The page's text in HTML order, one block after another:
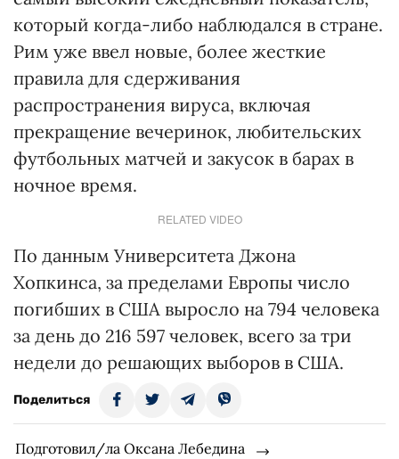
который когда-либо наблюдался в стране.
Рим уже ввел новые, более жесткие
правила для сдерживания
распространения вируса, включая
прекращение вечеринок, любительских
футбольных матчей и закусок в барах в
ночное время.
RELATED VIDEO
По данным Университета Джона
Хопкинса, за пределами Европы число
погибших в США выросло на 794 человека
за день до 216 597 человек, всего за три
недели до решающих выборов в США.
Поделиться
Подготовил/ла Оксана Лебедина